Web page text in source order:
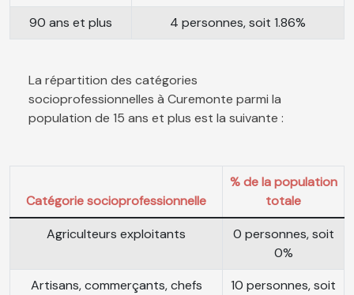
90 ans et plus
4 personnes, soit 1.86%
La répartition des catégories
socioprofessionnelles à Curemonte parmi la
population de 15 ans et plus est la suivante :
Catégorie socioprofessionnelle
% de la population
totale
Agriculteurs exploitants
0 personnes, soit
0%
Artisans, commerçants, chefs
10 personnes, soit